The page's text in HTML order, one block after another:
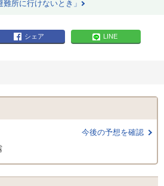
所に行けないとき」
シェア LINE
今後の予想を確認